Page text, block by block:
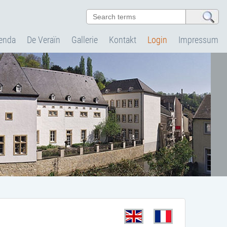
De Veraïn Gallerie Kontakt Login Impressum